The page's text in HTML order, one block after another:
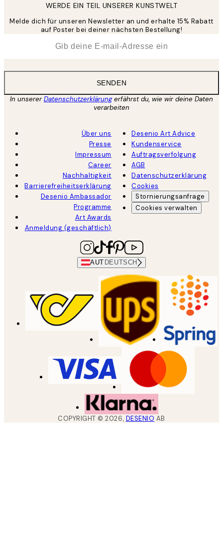
WERDE EIN TEIL UNSERER KUNSTWELT
Melde dich für unseren Newsletter an und erhalte 15% Rabatt
auf Poster bei deiner nächsten Bestellung!
SENDEN
In unsererDatenschutzerklärungerfährst du, wie wir deine Daten
verarbeiten
Über uns
Presse
Impressum
Career
Nachhaltigkeit
Barrierefreiheitserklärung
Desenio Ambassador
Programme
Art Awards
Anmeldung (geschäftlich)
Desenio Art Advice
Kundenservice
Auftragsverfolgung
AGB
Datenschutzerklärung
Cookies
Stornierungsanfrage
Cookies verwalten
AUT DEUTSCH
COPYRIGHT ©2026, DESENIO AB